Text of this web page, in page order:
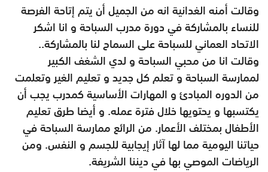
وقالت أمنه الغدانية انه من الجميل أن يتم إتاحة الفرصة
للنساء بالمشاركة في دورة مدرب السباحة و انا اشكر
الاتحاد العماني للسباحة على السماح لنا بالمشاركة..
وقالت انا من محبي السباحة و لدي الشغف الكبير
لممارسة السباحة و تعلم كل جديد و تعليم الغير وتعلمت
من الدوره المبادئ و المهارات الأساسية كمدرب يجب أن
يكتسبها و يحتويها خلال فترة عمله. و أيضا طرق تعليم
الأطفال بمختلف الأعمار. من الرائع ممارسة السباحة في
حياتنا اليومية مما لها آثار إيجابية للجسم و النفس. ومن
الرياضات الموصي بها في ديننا الشريفة.